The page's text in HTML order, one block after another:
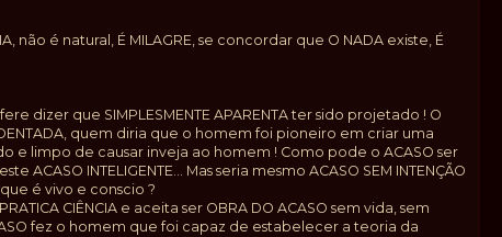
não é natural, É MILAGRE, se concordar que O NADA existe, É
dizer que SIMPLESMENTE APARENTA ter sido projetado ! O
quem diria que o homem foi pioneiro em criar uma
e limpo de causar inveja ao homem ! Como pode o ACASO ser
INTELIGENTE... Mas seria mesmo ACASO SEM INTENÇÃO
que é vivo e conscio ?
CIÊNCIA e aceita ser OBRA DO ACASO sem vida, sem
fez o homem que foi capaz de estabelecer a teoria da